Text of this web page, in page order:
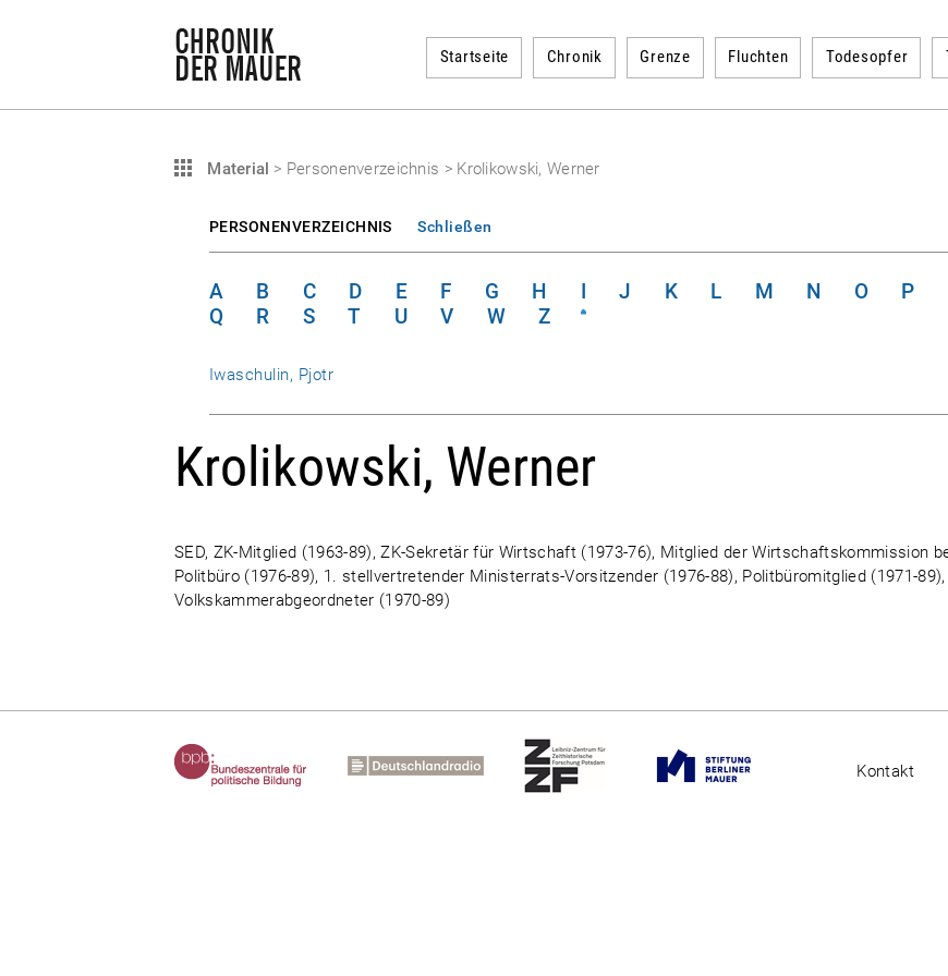
Startseite Chronik Grenze Fluchten Todesopfer
Material > Personenverzeichnis > Krolikowski, Werner
PERSONENVERZEICHNIS Schließen
A B C D E F G H I J K L M N O
P
Q
R S T U V W Z
Iwaschulin, Pjotr
Krolikowski, Werner
SED, ZK-Mitglied (1963-89), ZK-Sekretär für Wirtschaft (1973-76), Mitglied der Wirtschaftskommission
Politbüro (1976-89), 1. stellvertretender Ministerrats-Vorsitzender (1976-88), Politbüromitglied (1971-89),
Volkskammerabgeordneter (1970-89)
Kontakt